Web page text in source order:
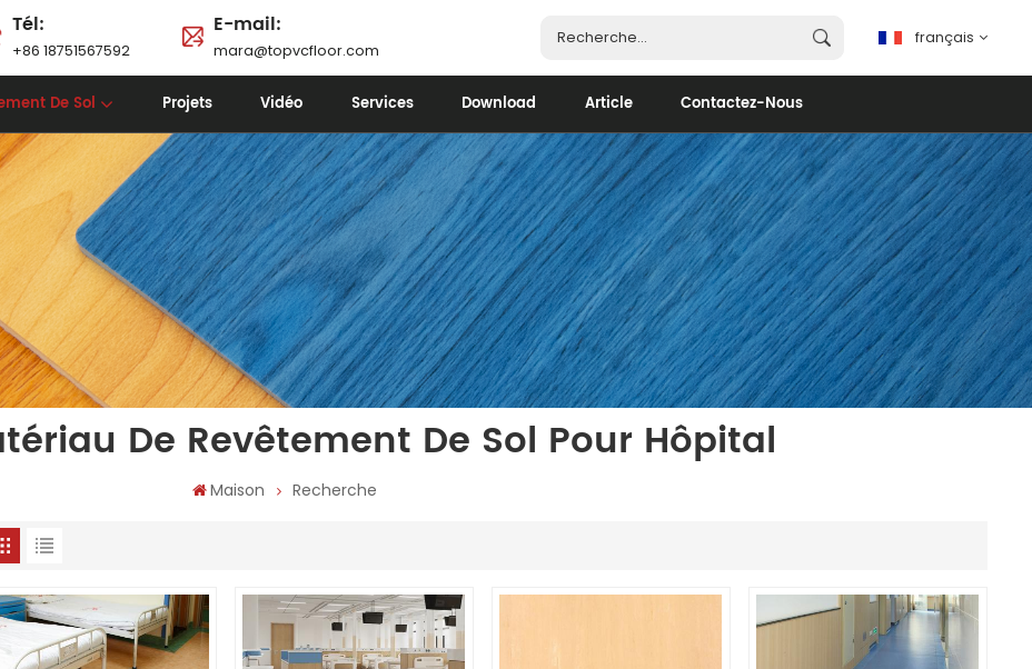
Tél:
+86 18751567592
E-mail:
mara@topvcfloor.com
français
français
English
español
português
العربية
De Sol Projets Vidéo Services Download Article Contactez-Nous
De Revêtement De Sol Pour Hôpital
Maison Recherche